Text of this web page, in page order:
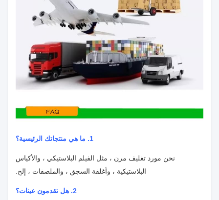
1. ما هي منتجاتك الرئيسية؟
نحن مورد تغليف مرن ، مثل الفيلم البلاستيكي ، والأكياس
البلاستيكية ، وأغلفة السجق ، والملصقات ، إلخ.
2. هل تقدمون عينات؟